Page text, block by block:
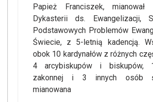
Papież Franciszek, mianował
Dykasterii ds. Ewangelizacji,
Podstawowych Problemów
Świecie, z 5-letnią kadencją.
obok 10 kardynałów z różnych
4 arcybiskupów i biskupów,
zakonnej i 3 innych osób
mianowana